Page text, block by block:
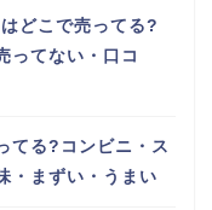
どこで売ってる?
ってない・口コ
てる?コンビニ・ス
・まずい・うまい